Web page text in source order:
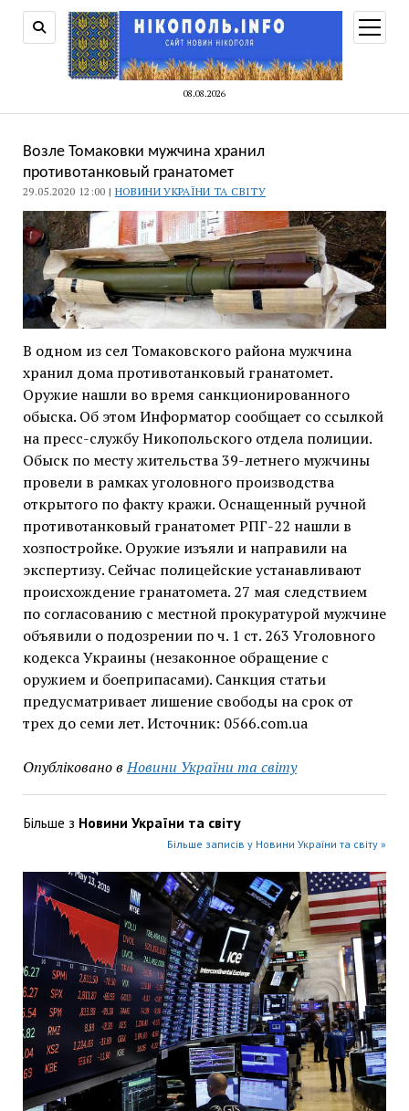
08.08.2026
меню
Возле Томаковки мужчина хранил
противотанковый гранатомет
29.05.2020 12:00 | НОВИНИ УКРАЇНИ ТА СВІТУ
В одном из сел Томаковского района мужчина
хранил дома противотанковый гранатомет.
Оружие нашли во время санкционированного
обыска. Об этом Информатор сообщает со ссылкой
на пресс-службу Никопольского отдела полиции.
Обыск по месту жительства 39-летнего мужчины
провели в рамках уголовного производства
открытого по факту кражи. Оснащенный ручной
противотанковый гранатомет РПГ-22 нашли в
хозпостройке. Оружие изъяли и направили на
экспертизу. Сейчас полицейские устанавливают
происхождение гранатомета. 27 мая следствием
по согласованию с местной прокуратурой мужчине
объявили о подозрении по ч. 1 ст. 263 Уголовного
кодекса Украины (незаконное обращение с
оружием и боеприпасами). Санкция статьи
предусматривает лишение свободы на срок от
трех до семи лет. Источник: 0566.com.ua
Опубліковано в Новини України та світу
Більше з Новини України та світу
Більше записів у Новини України та світу »